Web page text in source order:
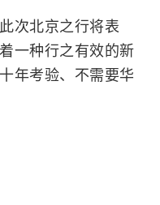
北京之行将表
一种行之有效的新
年考验、不需要华